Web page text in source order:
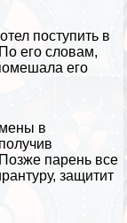
поступить в
его словам,
его
в
парень все
защитит